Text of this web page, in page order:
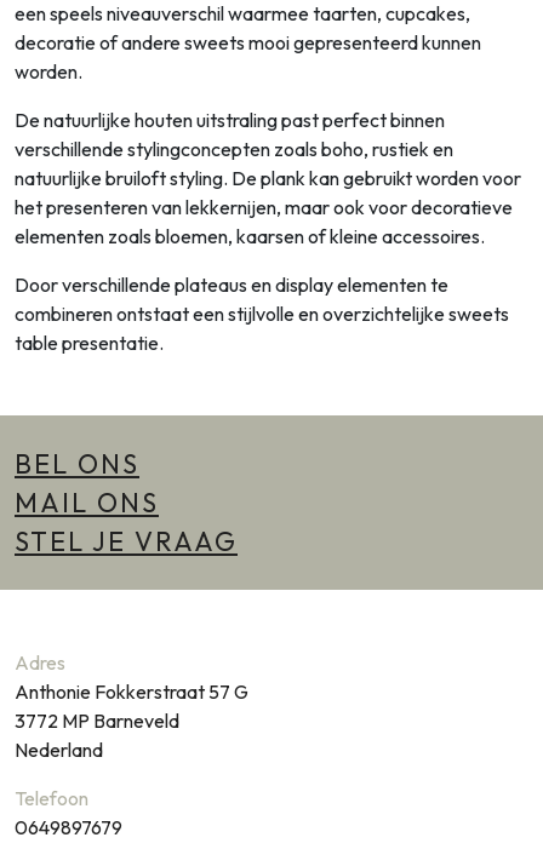
een speels niveauverschil waarmee taarten, cupcakes,
decoratie of andere sweets mooi gepresenteerd kunnen
worden.
De natuurlijke houten uitstraling past perfect binnen
verschillende stylingconcepten zoals boho, rustiek en
natuurlijke bruiloft styling. De plank kan gebruikt worden voor
het presenteren van lekkernijen, maar ook voor decoratieve
elementen zoals bloemen, kaarsen of kleine accessoires.
Door verschillende plateaus en display elementen te
combineren ontstaat een stijlvolle en overzichtelijke sweets
table presentatie.
BEL ONS
MAIL ONS
STEL JE VRAAG
Adres
Anthonie Fokkerstraat 57 G
3772 MP Barneveld
Nederland
Telefoon
0649897679